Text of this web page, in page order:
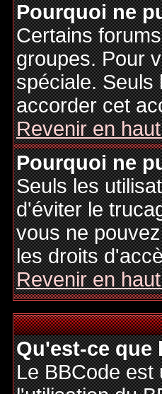
Pourquoi ne
Certains
groupes. Pour
spéciale. Seuls
accorder cet
Revenir en
Pourquoi ne
Seuls les
d'éviter le
vous ne
les droits
Revenir en
Qu'est-ce que
Le BBCode est